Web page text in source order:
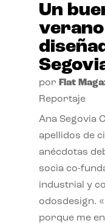
Un
por Flat
Reportaje
Ana Segovia
apellidos de
anécdotas
socia co-
industrial y
odosdesign.
porque me